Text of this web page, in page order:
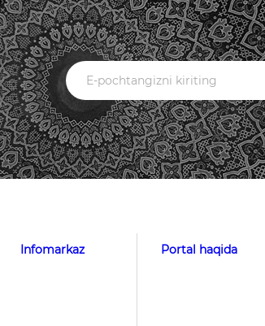
Infomarkaz Portal haqida